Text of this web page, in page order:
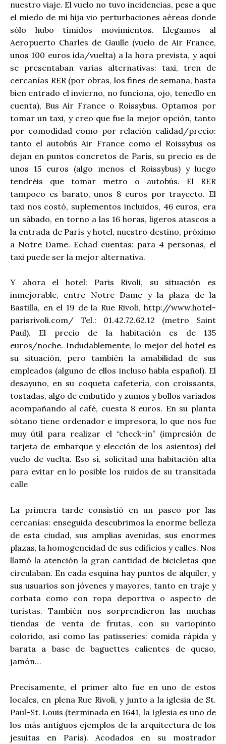
nuestro viaje. El vuelo no tuvo incidencias, pese a que
el miedo de mi hija vio perturbaciones aéreas donde
sólo hubo tímidos movimientos. Llegamos al
Aeropuerto Charles de Gaulle (vuelo de Air France,
unos 100 euros ida/vuelta) a la hora prevista, y aquí
se presentaban varias alternativas: taxi, tren de
cercanías RER (por obras, los fines de semana, hasta
bien entrado el invierno, no funciona, ojo, tenedlo en
cuenta), Bus Air France o Roissybus. Optamos por
tomar un taxi, y creo que fue la mejor opción, tanto
por comodidad como por relación calidad/precio:
tanto el autobús Air France como el Roissybus os
dejan en puntos concretos de París, su precio es de
unos 15 euros (algo menos el Roissybus) y luego
tendréis que tomar metro o autobús. El RER
tampoco es barato, unos 8 euros por trayecto. El
taxi nos costó, suplementos incluidos, 46 euros, era
un sábado, en torno a las 16 horas, ligeros atascos a
la entrada de París y hotel, nuestro destino, próximo
a Notre Dame. Echad cuentas: para 4 personas, el
taxi puede ser la mejor alternativa.
Y ahora el hotel: Paris Rivoli, su situación es
inmejorable, entre Notre Dame y la plaza de la
Bastilla, en el 19 de la Rue Rivoli, http://www.hotel-
parisrivoli.com/ Tel.: 01.42.72.62.12 (metro Saint
Paul). El precio de la habitación es de 135
euros/noche. Indudablemente, lo mejor del hotel es
su situación, pero también la amabilidad de sus
empleados (alguno de ellos incluso habla español). El
desayuno, en su coqueta cafetería, con croissants,
tostadas, algo de embutido y zumos y bollos variados
acompañando al café, cuesta 8 euros. En su planta
sótano tiene ordenador e impresora, lo que nos fue
muy útil para realizar el “check-in” (impresión de
tarjeta de embarque y elección de los asientos) del
vuelo de vuelta. Eso sí, solicitad una habitación alta
para evitar en lo posible los ruidos de su transitada
calle
La primera tarde consistió en un paseo por las
cercanías: enseguida descubrimos la enorme belleza
de esta ciudad, sus amplias avenidas, sus enormes
plazas, la homogeneidad de sus edificios y calles. Nos
llamó la atención la gran cantidad de bicicletas que
circulaban. En cada esquina hay puntos de alquiler, y
sus usuarios son jóvenes y mayores, tanto en traje y
corbata como con ropa deportiva o aspecto de
turistas. También nos sorprendieron las muchas
tiendas de venta de frutas, con su variopinto
colorido, así como las patisseries: comida rápida y
barata a base de baguettes calientes de queso,
jamón…
Precisamente, el primer alto fue en uno de estos
locales, en plena Rue Rivoli, y junto a la iglesia de St.
Paul-St. Louis (terminada en 1641, la Iglesia es uno de
los más antiguos ejemplos de la arquitectura de los
jesuitas en París). Acodados en su mostrador